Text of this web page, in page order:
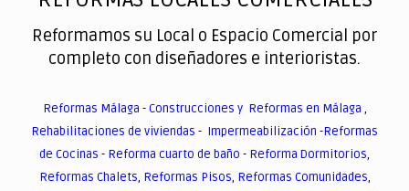
Reformamos su Local o Espacio Comercial por
completo con diseñadores e interioristas.
Reformas Málaga -Construcciones y Reformas en Málaga ,
Rehabilitaciones de viviendas - Impermeabilización -Reformas
de Cocinas - Reforma cuarto de baño - Reforma Dormitorios,
Reformas Chalets, Reformas Pisos, Reformas Comunidades,